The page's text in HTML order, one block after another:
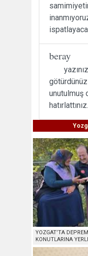
beray
unutulmuş
YOZGAT’TA
KONUTLARINA